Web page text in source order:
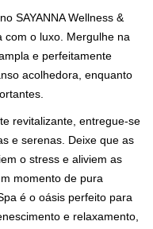
SAYANNA Wellness &
com o luxo. Mergulhe na
e perfeitamente
acolhedora, enquanto
revitalizante, entregue-se
e serenas. Deixe que as
o stress e aliviem as
momento de pura
é o oásis perfeito para
e relaxamento,